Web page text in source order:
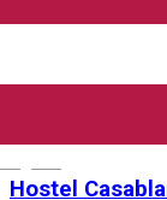
Accommodation -
Hostel